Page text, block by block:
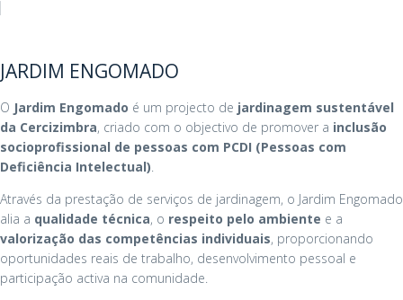
JARDIM ENGOMADO
O Jardim Engomado é um projecto de jardinagem sustentável
da Cercizimbra, criado com o objectivo de promover a inclusão
socioprofissional de pessoas com PCDI (Pessoas com
Deficiência Intelectual).
Através da prestação de serviços de jardinagem, o Jardim Engomado
alia a qualidade técnica, o respeito pelo ambiente e a
valorização das competências individuais, proporcionando
oportunidades reais de trabalho, desenvolvimento pessoal e
participação activa na comunidade.